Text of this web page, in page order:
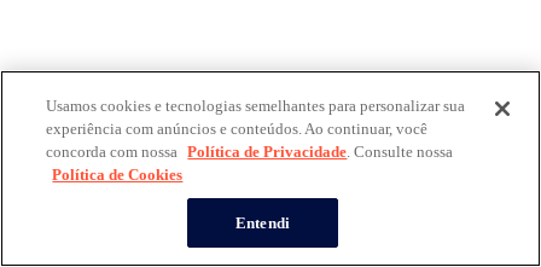
Usamos cookies e tecnologias semelhantes para personalizar sua
experiência com anúncios e conteúdos. Ao continuar, você
concorda com nossa Política de Privacidade. Consulte nossa
Política de Cookies
Entendi